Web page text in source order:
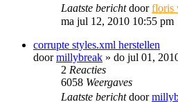
Laatste berichtdoorfloris
ma jul 12, 2010 10:55 pm
corrupte styles.xml herstellen
doormillybreak » do jul 01,
2 Reacties
6058 Weergaves
Laatste berichtdoor